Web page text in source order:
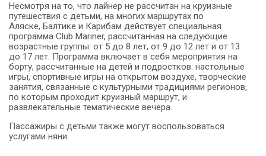
Несмотря на то, что лайнер не рассчитан на круизные
путешествия с детьми, на многих маршрутах по
Аляске, Балтике и Карибам действует специальная
программа Club Mariner, рассчитанная на следующие
возрастные группы: от 5 до 8 лет, от 9 до 12 лет и от 13
до 17 лет. Программа включает в себя мероприятия на
борту, рассчитанные на детей и подростков: настольные
игры, спортивные игры на открытом воздухе, творческие
занятия, связанные с культурными традициями регионов,
по которым проходит круизный маршрут, и
развлекательные тематические вечера.
Пассажиры с детьми также могут воспользоваться
услугами няни.